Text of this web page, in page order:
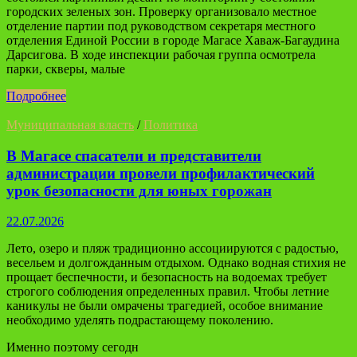
городских зеленых зон. Проверку организовало местное
отделение партии под руководством секретаря местного
отделения Единой России в городе Магасе Хаваж-Багаудина
Дарсигова. В ходе инспекции рабочая группа осмотрела
парки, скверы, малые
Подробнее
Муниципальная власть /Политика
В Магасе спасатели и представители
администрации провели профилактический
урок безопасности для юных горожан
22.07.2026
Лето, озеро и пляж традиционно ассоциируются с радостью,
весельем и долгожданным отдыхом. Однако водная стихия не
прощает беспечности, и безопасность на водоемах требует
строгого соблюдения определенных правил. Чтобы летние
каникулы не были омрачены трагедией, особое внимание
необходимо уделять подрастающему поколению.
Именно поэтому сегодн